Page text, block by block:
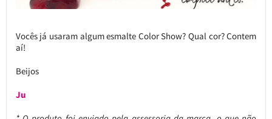
Vocês já usaram algum esmalte Color Show? Qual cor? Contem
aí!
Beijos
Ju